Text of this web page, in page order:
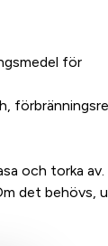
för
och torka av.
det behövs,